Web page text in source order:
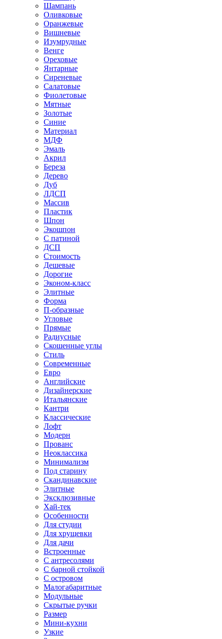
Шампань
Оливковые
Оранжевые
Вишневые
Изумрудные
Венге
Ореховые
Янтарные
Сиреневые
Салатовые
Фиолетовые
Мятные
Золотые
Синие
Материал
МДФ
Эмаль
Акрил
Береза
Дерево
Дуб
ЛДСП
Массив
Пластик
Шпон
Экошпон
С патиной
ДСП
Стоимость
Дешевые
Дорогие
Эконом-класс
Элитные
Форма
П-образные
Угловые
Прямые
Радиусные
Скошенные углы
Стиль
Современные
Евро
Английские
Дизайнерские
Итальянские
Кантри
Классические
Лофт
Модерн
Прованс
Неоклассика
Минимализм
Под старину
Скандинавские
Элитные
Эксклюзивные
Хай-тек
Особенности
Для студии
Для хрущевки
Для дачи
Встроенные
С антресолями
С барной стойкой
С островом
Малогабаритные
Модульные
Скрытые ручки
Размер
Мини-кухни
Узкие